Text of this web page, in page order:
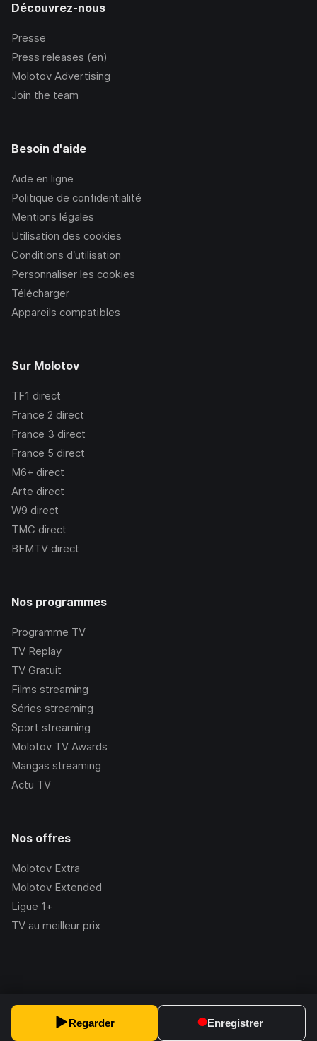
Regarder Enregistrer
Découvrez-nous
Presse
Press releases (en)
Molotov Advertising
Join the team
Besoin d'aide
Aide en ligne
Politique de confidentialité
Mentions légales
Utilisation des cookies
Conditions d’utilisation
Personnaliser les cookies
Télécharger
Appareils compatibles
Sur Molotov
TF1 direct
France 2 direct
France 3 direct
France 5 direct
M6+ direct
Arte direct
W9 direct
TMC direct
BFMTV direct
Nos programmes
Programme TV
TV Replay
TV Gratuit
Films streaming
Séries streaming
Sport streaming
Molotov TV Awards
Mangas streaming
Actu TV
Nos offres
Molotov Extra
Molotov Extended
Ligue 1+
TV au meilleur prix
2.228.1